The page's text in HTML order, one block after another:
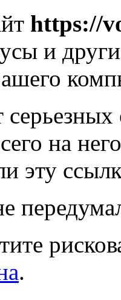
https://
и
на
эту
.